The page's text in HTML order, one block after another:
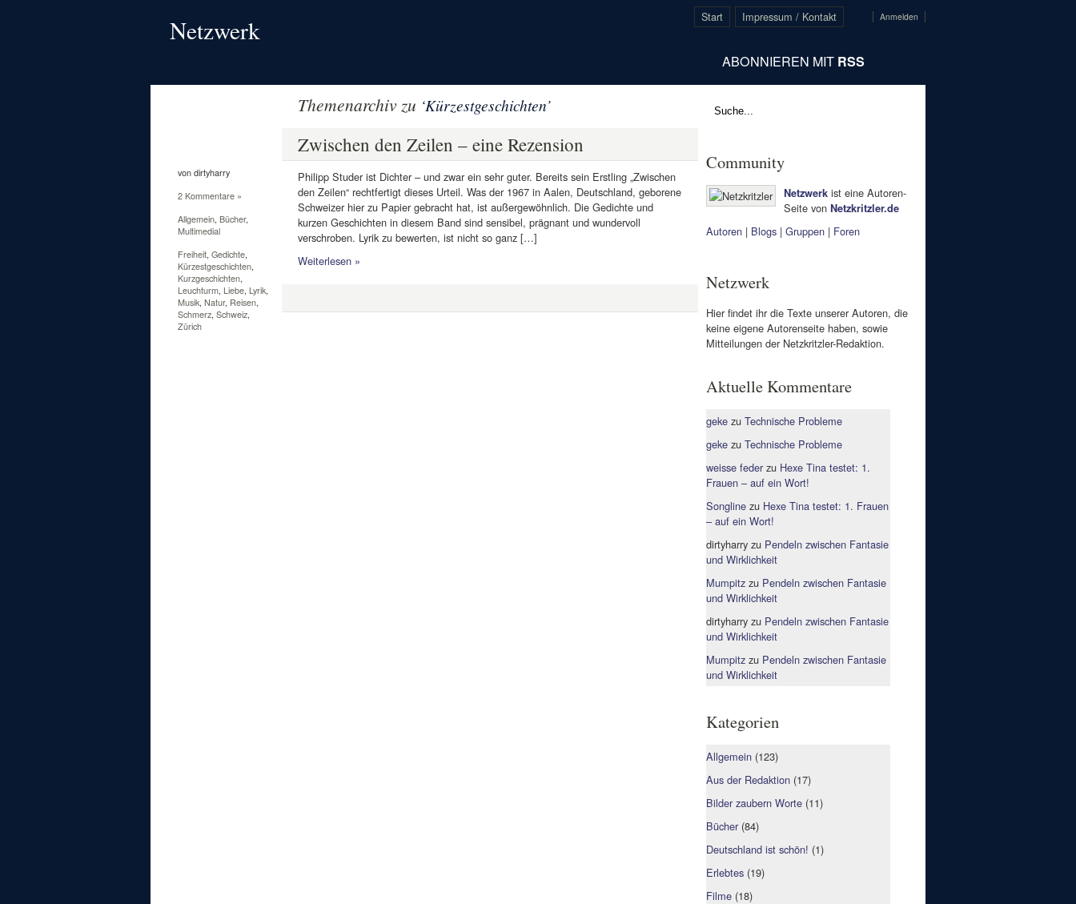
Netzwerk Anmelden
Start Impressum / Kontakt
ABONNIEREN MIT RSS
Themenarchiv zu ‘Kürzestgeschichten’
von dirtyharry
2 Kommentare »
Allgemein, Bücher,
Multimedial
Freiheit, Gedichte,
Kürzestgeschichten,
Kurzgeschichten,
Leuchturm, Liebe, Lyrik,
Musik, Natur, Reisen,
Schmerz, Schweiz,
Zürich
Zwischen den Zeilen – eine Rezension
Philipp Studer ist Dichter – und zwar ein sehr guter. Bereits sein Erstling „Zwischen
den Zeilen“ rechtfertigt dieses Urteil. Was der 1967 in Aalen, Deutschland, geborene
Schweizer hier zu Papier gebracht hat, ist außergewöhnlich. Die Gedichte und
kurzen Geschichten in diesem Band sind sensibel, prägnant und wundervoll
verschroben. Lyrik zu bewerten, ist nicht so ganz […]
Weiterlesen »
Community
Netzwerk ist eine Autoren-
Seite von Netzkritzler.de
Autoren | Blogs | Gruppen | Foren
Netzwerk
Hier findet ihr die Texte unserer Autoren, die
keine eigene Autorenseite haben, sowie
Mitteilungen der Netzkritzler-Redaktion.
Aktuelle Kommentare
geke zu Technische Probleme
geke zu Technische Probleme
weisse feder zu Hexe Tina testet: 1.
Frauen – auf ein Wort!
Songline zu Hexe Tina testet: 1. Frauen
– auf ein Wort!
dirtyharry zu Pendeln zwischen Fantasie
und Wirklichkeit
Mumpitz zu Pendeln zwischen Fantasie
und Wirklichkeit
dirtyharry zu Pendeln zwischen Fantasie
und Wirklichkeit
Mumpitz zu Pendeln zwischen Fantasie
und Wirklichkeit
Kategorien
Allgemein (123)
Aus der Redaktion (17)
Bilder zaubern Worte (11)
Bücher (84)
Deutschland ist schön! (1)
Erlebtes (19)
Filme (18)